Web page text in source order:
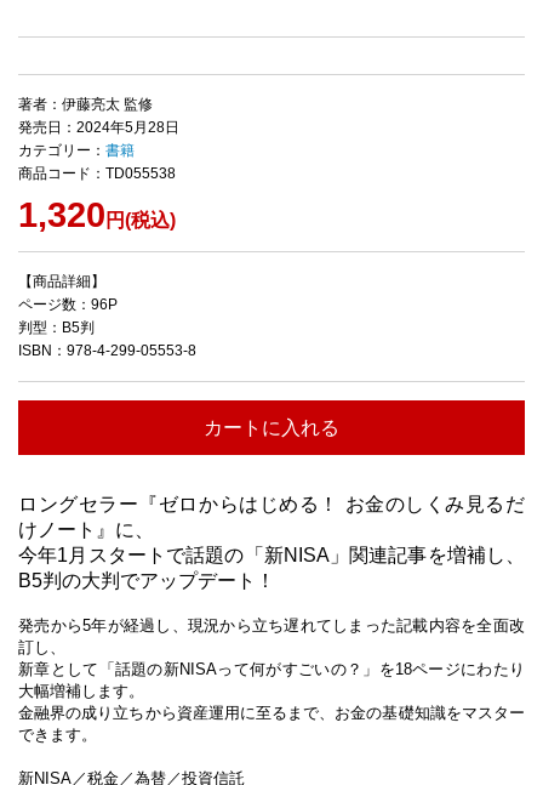
著者：伊藤亮太 監修
発売日：2024年5月28日
カテゴリー： 書籍
商品コード：TD055538
1,320 円(税込)
【商品詳細】
ページ数：96P
判型：B5判
ISBN：978-4-299-05553-8
カートに入れる
ロングセラー『ゼロからはじめる！ お金のしくみ見るだ
けノート』に、
今年1月スタートで話題の「新NISA」関連記事を増補し、
B5判の大判でアップデート！
発売から5年が経過し、現況から立ち遅れてしまった記載内容を全面改
訂し、
新章として「話題の新NISAって何がすごいの？」を18ページにわたり
大幅増補します。
金融界の成り立ちから資産運用に至るまで、お金の基礎知識をマスター
できます。
新NISA／税金／為替／投資信託